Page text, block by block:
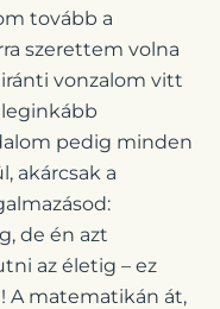
tovább a
szerettem volna
vonzalom vitt
leginkább
pedig minden
akárcsak a
de én azt
az életig – ez
A matematikán át,